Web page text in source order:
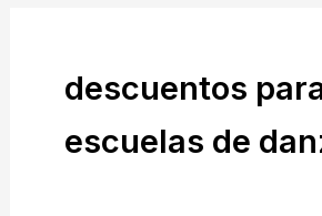
descuentos
escuelas de